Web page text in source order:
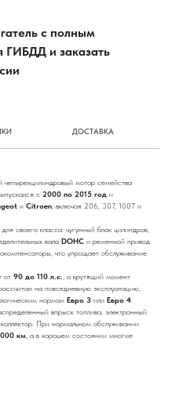
с полным
ГИБДД и заказать
ДОСТАВКА
мотор семейства
с 2000 по 2015 год и
и Citroen , включая 206, 307, 1007 и
своего класса: чугунный блок цилиндров,
вала DOHC и ременной привод
что упрощает обслуживание
от 90 до 110 л.с. , а крутящий момент
на повседневную эксплуатацию,
нормам Евро 3 или Евро 4
впрыск топлива, электронный
При нормальном обслуживании
км , а в хорошем состоянии многие